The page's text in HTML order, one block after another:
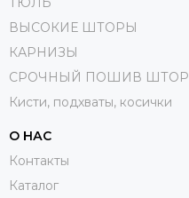
ВЫСОКИЕ ШТОРЫ
КАРНИЗЫ
СРОЧНЫЙ ПОШИВ ШТОР
Кисти, подхваты, косички
О НАС
Контакты
Каталог